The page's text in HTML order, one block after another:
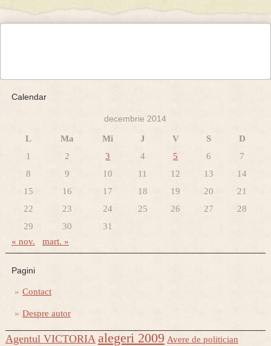
Calendar
decembrie 2014
L Ma Mi J V S
D
1
2 3 4 5 6
7
8
9 10 11 12 13
14
15
16 17 18 19 20
21
22
23 24 25 26 27
28
29
30 31
« nov. mart. »
Pagini
Contact
Despre autor
Agentul VICTORIA alegeri 2009 Avere de politician